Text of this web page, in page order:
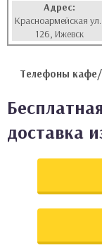
Адрес:
Красноармейская
126, Ижевск
Телефоны
доставка